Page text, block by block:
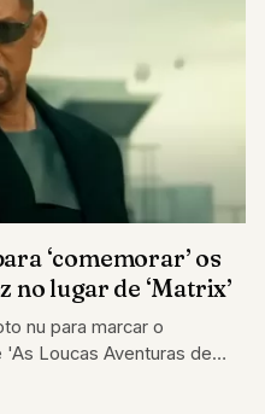
‘comemorar’ os
no lugar de ‘Matrix’
nu para marcar o
Loucas Aventuras de